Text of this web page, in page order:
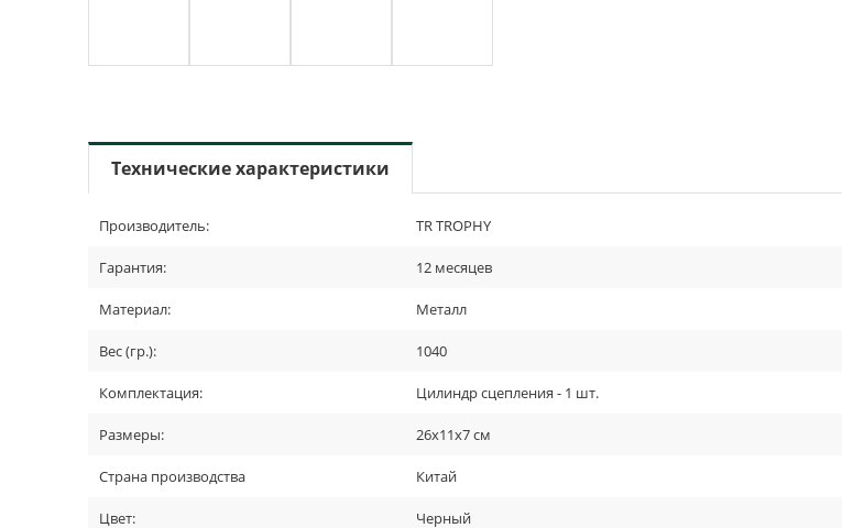
Технические характеристики
Производитель: TR TROPHY
Гарантия: 12 месяцев
Материал: Металл
Вес (гр.): 1040
Комплектация: Цилиндр сцепления - 1 шт.
Размеры: 26х11х7 см
Страна производства Китай
Цвет: Черный